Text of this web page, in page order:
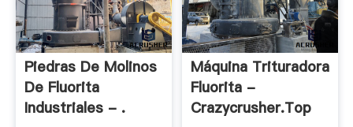
Piedras De Molinos
De Fluorita
Industriales - .
Máquina Trituradora
Fluorita -
Crazycrusher.top